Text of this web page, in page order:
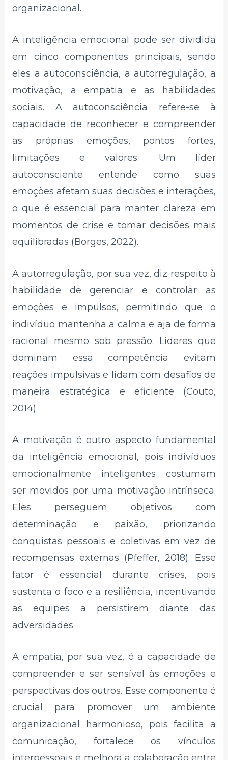
organizacional.
A inteligência emocional pode ser dividida
em cinco componentes principais, sendo
eles a autoconsciência, a autorregulação, a
motivação, a empatia e as habilidades
sociais. A autoconsciência refere-se à
capacidade de reconhecer e compreender
as próprias emoções, pontos fortes,
limitações e valores. Um líder
autoconsciente entende como suas
emoções afetam suas decisões e interações,
o que é essencial para manter clareza em
momentos de crise e tomar decisões mais
equilibradas (Borges, 2022).
A autorregulação, por sua vez, diz respeito à
habilidade de gerenciar e controlar as
emoções e impulsos, permitindo que o
indivíduo mantenha a calma e aja de forma
racional mesmo sob pressão. Líderes que
dominam essa competência evitam
reações impulsivas e lidam com desafios de
maneira estratégica e eficiente (Couto,
2014).
A motivação é outro aspecto fundamental
da inteligência emocional, pois indivíduos
emocionalmente inteligentes costumam
ser movidos por uma motivação intrínseca.
Eles perseguem objetivos com
determinação e paixão, priorizando
conquistas pessoais e coletivas em vez de
recompensas externas (Pfeffer, 2018). Esse
fator é essencial durante crises, pois
sustenta o foco e a resiliência, incentivando
as equipes a persistirem diante das
adversidades.
A empatia, por sua vez, é a capacidade de
compreender e ser sensível às emoções e
perspectivas dos outros. Esse componente é
crucial para promover um ambiente
organizacional harmonioso, pois facilita a
comunicação, fortalece os vínculos
interpessoais e melhora a colaboração entre